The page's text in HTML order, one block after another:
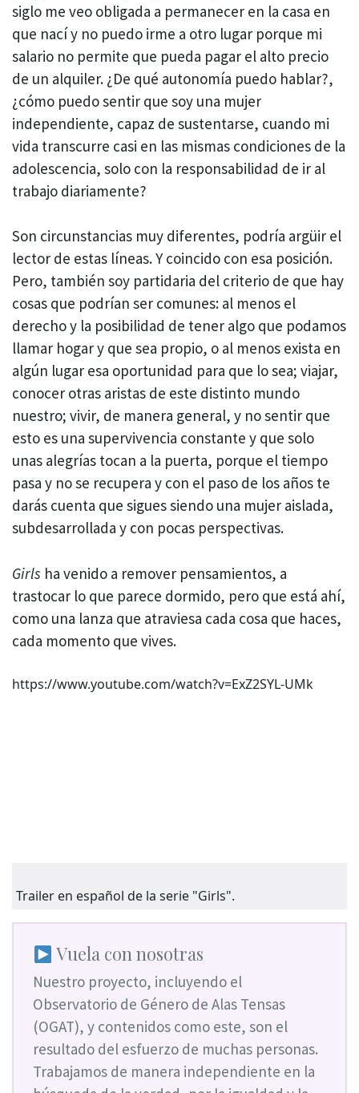
siglo me veo obligada a permanecer en la casa en
que nací y no puedo irme a otro lugar porque mi
salario no permite que pueda pagar el alto precio
de un alquiler. ¿De qué autonomía puedo hablar?,
¿cómo puedo sentir que soy una mujer
independiente, capaz de sustentarse, cuando mi
vida transcurre casi en las mismas condiciones de la
adolescencia, solo con la responsabilidad de ir al
trabajo diariamente?
Son circunstancias muy diferentes, podría argüir el
lector de estas líneas. Y coincido con esa posición.
Pero, también soy partidaria del criterio de que hay
cosas que podrían ser comunes: al menos el
derecho y la posibilidad de tener algo que podamos
llamar hogar y que sea propio, o al menos exista en
algún lugar esa oportunidad para que lo sea; viajar,
conocer otras aristas de este distinto mundo
nuestro; vivir, de manera general, y no sentir que
esto es una supervivencia constante y que solo
unas alegrías tocan a la puerta, porque el tiempo
pasa y no se recupera y con el paso de los años te
darás cuenta que sigues siendo una mujer aislada,
subdesarrollada y con pocas perspectivas.
Girls ha venido a remover pensamientos, a
trastocar lo que parece dormido, pero que está ahí,
como una lanza que atraviesa cada cosa que haces,
cada momento que vives.
https://www.youtube.com/watch?v=ExZ2SYL-UMk
Trailer en español de la serie "Girls".
Vuela con nosotras
Nuestro proyecto, incluyendo el
Observatorio de Género de Alas Tensas
(OGAT), y contenidos como este, son el
resultado del esfuerzo de muchas personas.
Trabajamos de manera independiente en la